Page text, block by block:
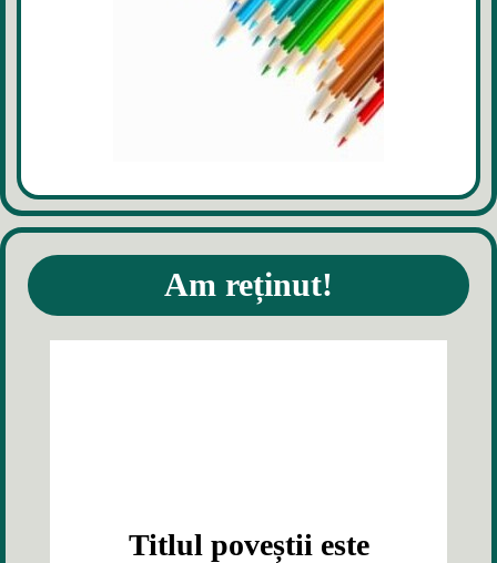
Am reținut!
Titlul poveștii este